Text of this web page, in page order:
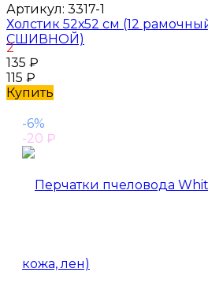
Артикул: 3317-1
Холстик 52х52 см (12
СШИВНОЙ)
2
135 ₽
115 ₽
Купить
-6%
-20 ₽